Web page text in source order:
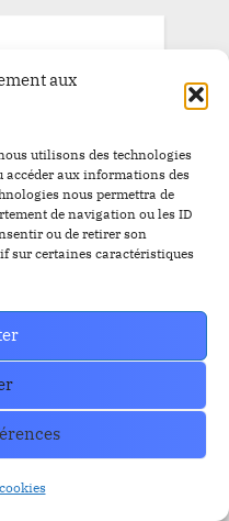
aux
utilisons des technologies
accéder aux informations des
nous permettra de
de navigation ou les ID
ou de retirer son
sur certaines caractéristiques